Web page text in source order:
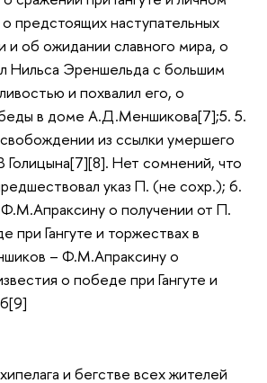
предстоящих наступательных
и об ожидании славного мира, о
Нильса Эреншельда с большим
и похвалил его, о
в доме А.Д.Меншикова[7];5. 5.
из ссылки умершего
Голицына[7][8]. Нет сомнений, что
указ П. (не сохр.); 6.
о получении от П.
при Гангуте и торжествах в
– Ф.М.Апраксину о
о победе при Гангуте и
и бегстве всех жителей